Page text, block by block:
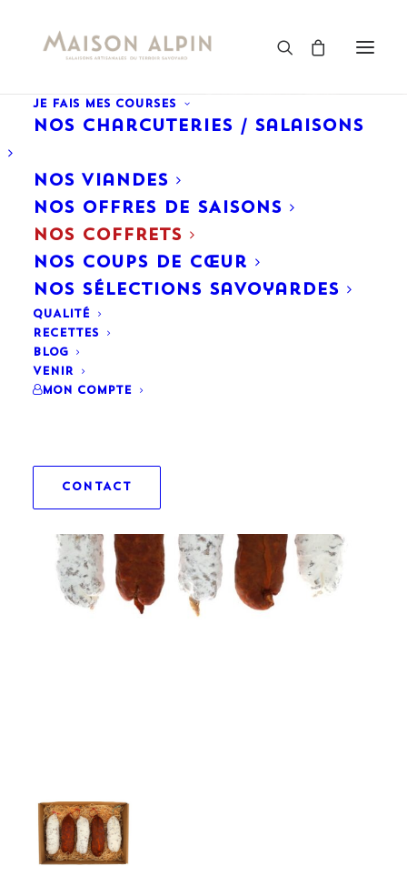
JE FAIS MES COURSES
Nos Charcuteries / Salaisons
Nos Viandes
NOS OFFRES DE SAISONS
NOS COFFRETS
Nos Coups de cœur
Nos Sélections savoyardes
QUALITÉ
RECETTES
BLOG
VENIR
Mon Compte
CONTACT